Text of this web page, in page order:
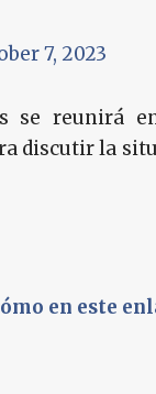
7, 2023
se reunirá
discutir la
en este